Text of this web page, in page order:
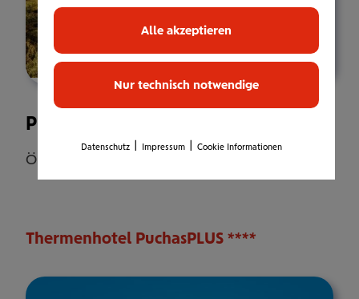
Premium Adults-Only Wellnesshotel
Österreich, Burgenland, Stegersbach
Thermenhotel PuchasPLUS ****
Nur technisch notwendige
Alle akzeptieren
Datenschutz Impressum Cookie Informationen